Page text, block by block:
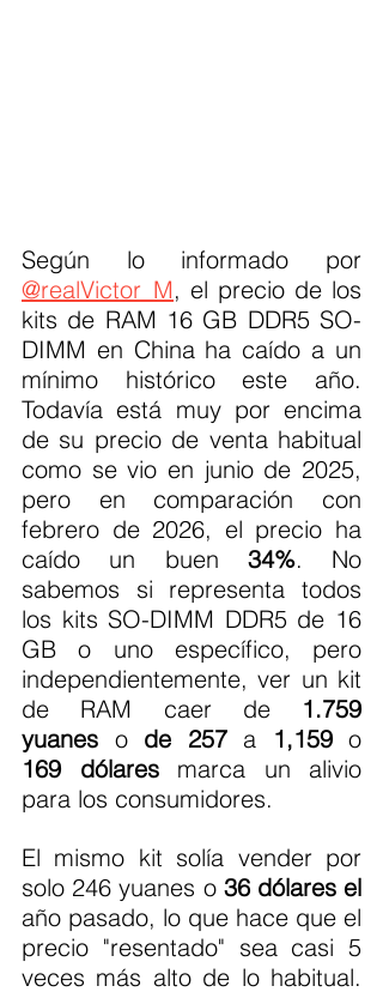
@realVictor_M, el precio de los
kits de RAM 16 GB DDR5 SO-
DIMM en China ha caído a un
mínimo histórico este año.
Todavía está muy por encima
de su precio de venta habitual
como se vio en junio de 2025,
pero en comparación con
febrero de 2026, el precio ha
caído un buen 34%. No
sabemos si representa todos
los kits SO-DIMM DDR5 de 16
GB o uno específico, pero
independientemente, ver un kit
de RAM caer de 1.759
yuanes o de 257 a 1,159
169
dólares marca un alivio
para los consumidores.
El mismo kit solía vender por
solo 246 yuanes o 36 dólares el
año pasado, lo que hace que el
precio "resentado" sea casi 5
veces más alto de lo habitual.